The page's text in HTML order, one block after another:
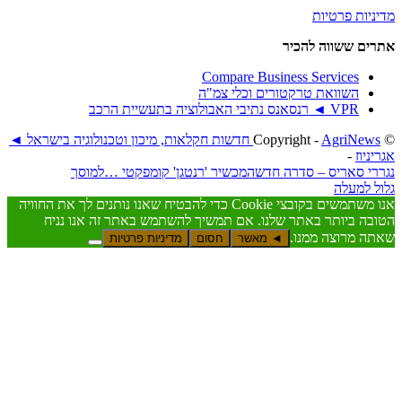
להכיר
Compare Business
טרקטורים וכלי צמ"ה
AgriNews חדשות חקלאות, מיכון וטכנולוגיה בישראל ◄
– סדרה חדשהמכשיר 'רנטגן' קומפקטי …למוסך
אנו משתמשים בקובצי Cookie כדי להבטיח שאנו נותנים לך את החוויה
באתר שלנו. אם תמשיך להשתמש באתר זה אנו נניח
ממנו. ◄ מאשר חסום מדיניות פרטיות